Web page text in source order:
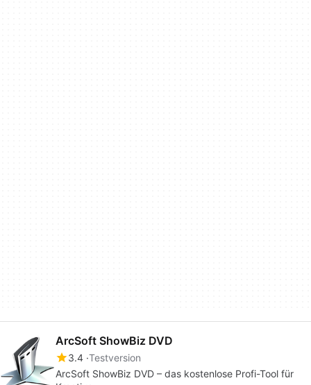
ArcSoft ShowBiz DVD
3.4 Testversion
ArcSoft ShowBiz DVD – das kostenlose Profi-Tool für